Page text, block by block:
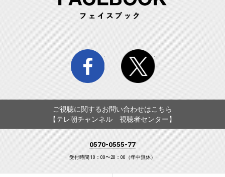
facebook twitter
ご視聴に関するお問い合わせはこちら
【テレ朝チャンネル 視聴者センター】
0570-0555-77
受付時間 10：00〜20：00（年中無休）